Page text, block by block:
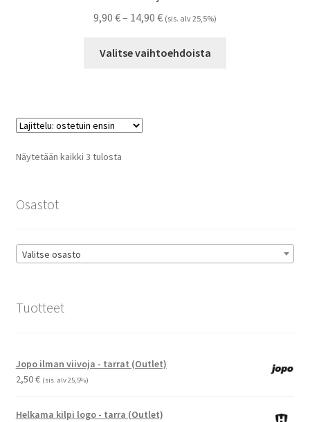
9,90 €– 14,90 €Hintaluokka:
-
(sis. alv 25,5%)
Valitse vaihtoehdoista
Näytetään kaikki 3 tulostaSuosituimmat
Osastot
Valitse osasto
Tuotteet
Jopo ilman viivoja - tarrat (Outlet)
2,50€ (sis. alv 25,5%)
Helkama kilpi logo - tarra (Outlet)